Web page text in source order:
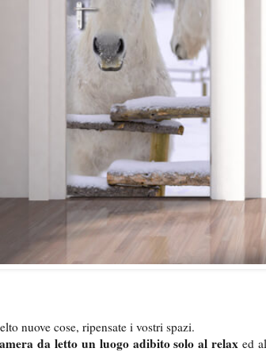
nuove cose, ripensate i vostri spazi.
da letto un luogo adibito solo al relax ed